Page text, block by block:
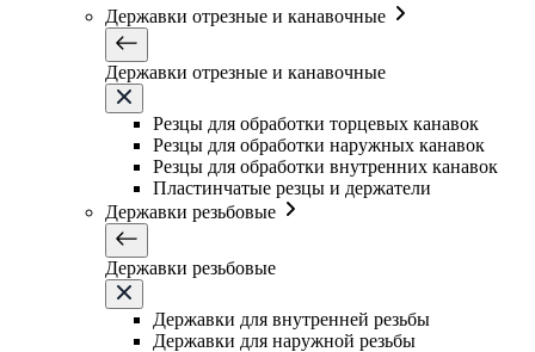
Державки отрезные и канавочные
Державки отрезные и канавочные
Резцы для обработки торцевых канавок
Резцы для обработки наружных канавок
Резцы для обработки внутренних канавок
Пластинчатые резцы и держатели
Державки резьбовые
Державки резьбовые
Державки для внутренней резьбы
Державки для наружной резьбы